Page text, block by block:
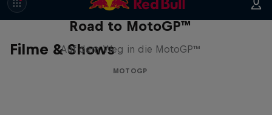
Filme & Shows
Road to MotoGP™
Auf dem Weg in die MotoGP™
MOTOGP